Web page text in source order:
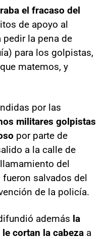
el fracaso del
de apoyo al
pedir la pena de
para los golpistas,
matemos, y
por las
militares golpistas
por parte de
a la calle de
del
salvados del
de la policía.
además la
cortan la cabeza a